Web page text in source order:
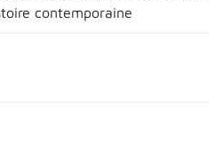
contemporaine